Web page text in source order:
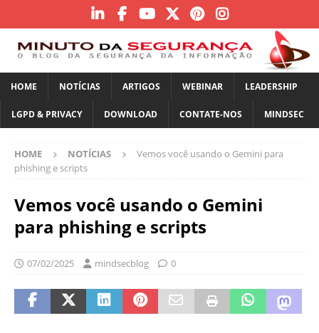
HOME NOTÍCIAS ARTIGOS WEBINAR LEADERSHIP
LGPD & PRIVACY DOWNLOAD CONTATE-NOS MINDSEC
HOME NOTÍCIAS
Vemos você usando o Gemini para
phishing e scripts
Vemos você usando o Gemini
para phishing e scripts
07/02/2025 mindsecblog 0